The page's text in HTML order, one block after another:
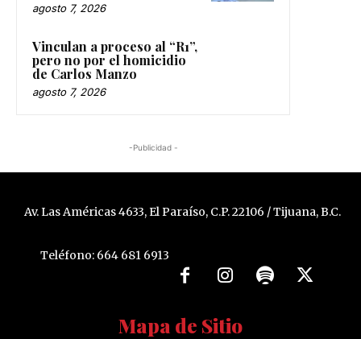
agosto 7, 2026
Vinculan a proceso al “R1”,
pero no por el homicidio
de Carlos Manzo
agosto 7, 2026
-Publicidad -
Av. Las Américas 4633, El Paraíso, C.P. 22106 / Tijuana, B.C.
Teléfono: 664 681 6913
Mapa de Sitio